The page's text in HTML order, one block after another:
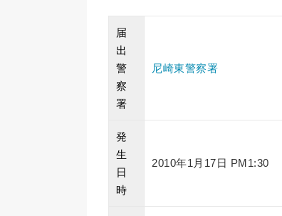
届
出
警
察
署
尼崎東警察署
発
生
日
時
2010年1月17日 PM1:30